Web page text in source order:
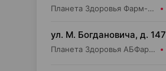
Планета Здоровья Фарм-Продукт ОДО Аптека №7
ул. М. Богдановича, д. 147
Планета Здоровья АБФармация ИООО Косметический магазин №4